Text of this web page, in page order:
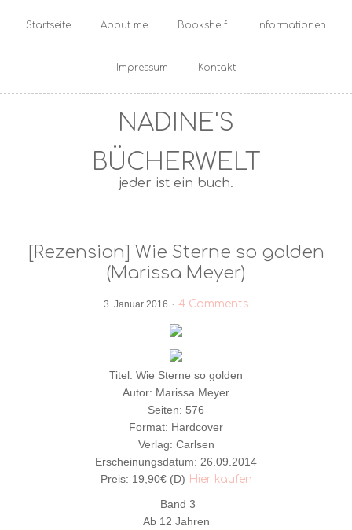
Startseite About me Bookshelf Informationen
Impressum Kontakt
NADINE'S
BÜCHERWELT
jeder ist ein buch.
[Rezension] Wie Sterne so golden
(Marissa Meyer)
3. Januar 2016 · 4 Comments
Titel: Wie Sterne so golden
Autor: Marissa Meyer
Seiten: 576
Format: Hardcover
Verlag: Carlsen
Erscheinungsdatum: 26.09.2014
Preis: 19,90€ (D) Hier kaufen
Band 3
Ab 12 Jahren